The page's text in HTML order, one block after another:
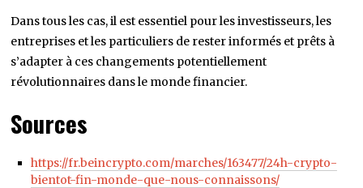
Dans tous les cas, il est essentiel pour les investisseurs, les
entreprises et les particuliers de rester informés et prêts à
s’adapter à ces changements potentiellement
révolutionnaires dans le monde financier.
Sources
https://fr.beincrypto.com/marches/163477/24h-crypto-
bientot-fin-monde-que-nous-connaissons/